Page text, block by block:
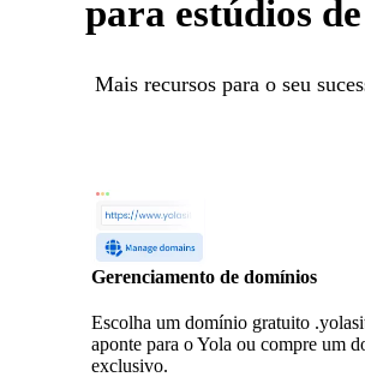
para estúdios
Mais recursos para o seu
Gerenciamento de domínios
Escolha um domínio gratuito
aponte para o Yola ou compre um
exclusivo.